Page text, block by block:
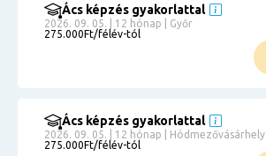
Ács képzés gyakorlattal
2026. 09. 05. | 12 hónap | Győr
275.000Ft/félév-tól
Ács képzés gyakorlattal
2026. 09. 05. | 12 hónap | Hódmezővásárhely
275.000Ft/félév-tól